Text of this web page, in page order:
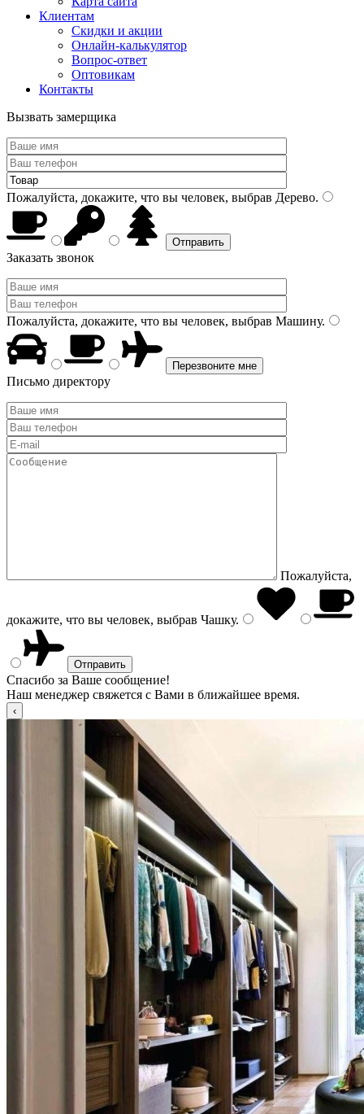
Клиентам
Скидки и акции
Онлайн-калькулятор
Вопрос-ответ
Оптовикам
Контакты
Вызвать замерщика
Пожалуйста, докажите, что вы человек, выбрав Дерево.
Заказать звонок
Пожалуйста, докажите, что вы человек, выбрав Машину.
Письмо директору
Пожалуйста,
докажите, что вы человек, выбрав Чашку.
Спасибо за Ваше сообщение!
Наш менеджер свяжется с Вами в ближайшее время.